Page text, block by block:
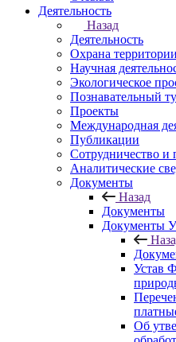
Деятельность
Назад
Деятельность
Охрана территории
Научная
Экологическое
Познавательный
Проекты
Международная
Публикации
Сотрудничество и
Аналитические
Документы
Назад
Документы
Документы
Устав
Об